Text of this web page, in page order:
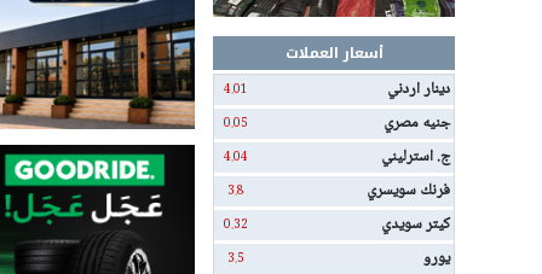
أسعار العملات
دينار اردني
4.01
جنيه مصري 0.05
ج. استرليني 4.04
فرنك سويسري 3.8
كيتر سويدي 0.32
يورو 3.5